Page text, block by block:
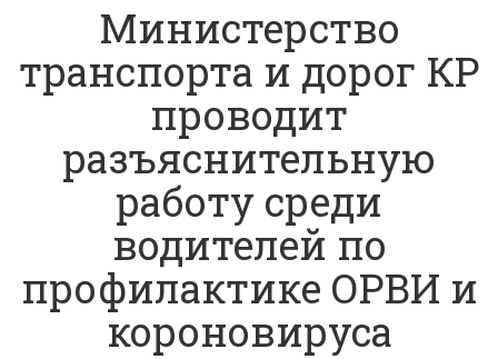
Министерство
транспорта и дорог КР
проводит
разъяснительную
работу среди
водителей по
профилактике ОРВИ и
короновируса